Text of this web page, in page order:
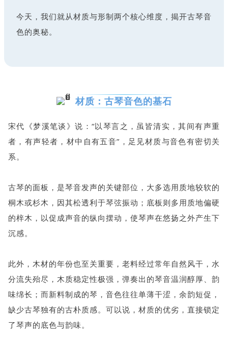
今天，我们就从材质与形制两个核心维度，揭开古琴音
色的奥秘。
材质：古琴音色的基石
宋代《梦溪笔谈》说：“以琴言之，虽皆清实，其间有声重
者，有声轻者，材中自有五音”，足见材质与音色有密切关
系。
古琴的面板，是琴音发声的关键部位，大多选用质地较软的
桐木或杉木，因其松透利于琴弦振动；底板则多用质地偏硬
的梓木，以促成声音的纵向摆动，使琴声在悠扬之外产生下
沉感。
此外，木材的年份也至关重要，老料经过常年自然风干，水
分流失殆尽，木质稳定性极强，弹奏出的琴音温润醇厚、韵
味绵长；而新料制成的琴，音色往往单薄干涩，余韵短促，
缺少古琴独有的古朴质感。可以说，材质的优劣，直接锁定
了琴声的底色与韵味。